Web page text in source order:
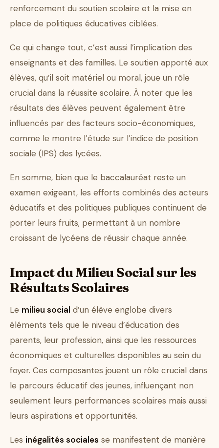
renforcement du soutien scolaire et la mise en
place de politiques éducatives ciblées.
Ce qui change tout, c’est aussi l’implication des
enseignants et des familles. Le soutien apporté aux
élèves, qu’il soit matériel ou moral, joue un rôle
crucial dans la réussite scolaire. À noter que les
résultats des élèves peuvent également être
influencés par des facteurs socio-économiques,
comme le montre l’étude sur l’indice de position
sociale (IPS) des lycées.
En somme, bien que le baccalauréat reste un
examen exigeant, les efforts combinés des acteurs
éducatifs et des politiques publiques continuent de
porter leurs fruits, permettant à un nombre
croissant de lycéens de réussir chaque année.
Impact du Milieu Social sur les
Résultats Scolaires
Le milieu social d’un élève englobe divers
éléments tels que le niveau d’éducation des
parents, leur profession, ainsi que les ressources
économiques et culturelles disponibles au sein du
foyer. Ces composantes jouent un rôle crucial dans
le parcours éducatif des jeunes, influençant non
seulement leurs performances scolaires mais aussi
leurs aspirations et opportunités.
Les inégalités sociales se manifestent de manière